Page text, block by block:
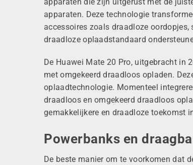
apparaten. Deze technologie
accessoires zoals draadloze oordopjes,
draadloze oplaadstandaard
De Huawei Mate 20 Pro, uitgebracht in
met omgekeerddraadloos opladen.
oplaadtechnologie. Momenteel
draadloos en omgekeerddraadloos
gemakkelijkere en draadloze toekomst
Powerbanks en
De beste manier om te voorkomen dat